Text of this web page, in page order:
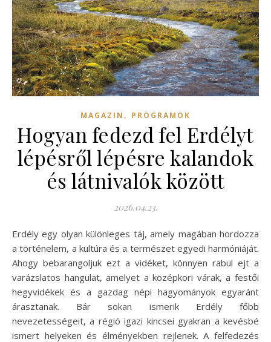
MAGAZIN , PROGRAMOK
Hogyan fedezd fel Erdélyt
lépésről lépésre kalandok
és látnivalók között
2026.04.23.
Erdély egy olyan különleges táj, amely magában hordozza
a történelem, a kultúra és a természet egyedi harmóniáját.
Ahogy bebarangoljuk ezt a vidéket, könnyen rabul ejt a
varázslatos hangulat, amelyet a középkori várak, a festői
hegyvidékek és a gazdag népi hagyományok egyaránt
árasztanak. Bár sokan ismerik Erdély főbb
nevezetességeit, a régió igazi kincsei gyakran a kevésbé
ismert helyeken és élményekben rejlenek. A felfedezés